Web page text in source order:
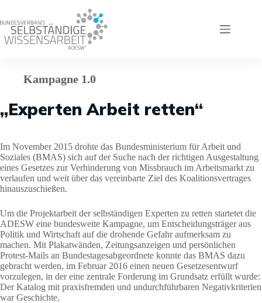
springen
Kampagne 1.0
„Experten Arbeit retten“
Im November 2015 drohte das Bundesministerium für Arbeit und
Soziales (BMAS) sich auf der Suche nach der richtigen Ausgestaltung
eines Gesetzes zur Verhinderung von Missbrauch im Arbeitsmarkt zu
verlaufen und weit über das vereinbarte Ziel des Koalitionsvertrages
hinauszuschießen.
Um die Projektarbeit der selbständigen Experten zu retten startetet die
ADESW eine bundesweite Kampagne, um Entscheidungsträger aus
Politik und Wirtschaft auf die drohende Gefahr aufmerksam zu
machen. Mit Plakatwänden, Zeitungsanzeigen und persönlichen
Protest-Mails an Bundestagesabgeordnete konnte das BMAS dazu
gebracht werden, im Februar 2016 einen neuen Gesetzesentwurf
vorzulegen, in der eine zentrale Forderung im Grundsatz erfüllt wurde:
Der Katalog mit praxisfremden und undurchführbaren Negativkriterien
war Geschichte.